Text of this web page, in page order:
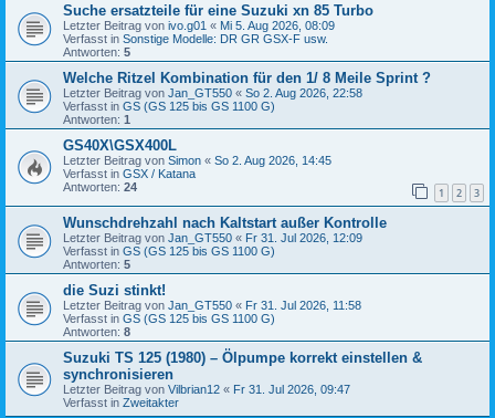
Suche ersatzteile für eine Suzuki xn 85 Turbo
Letzter Beitrag von ivo.g01 « Mi 5. Aug 2026, 08:09
Verfasst in Sonstige Modelle: DR GR GSX-F usw.
Antworten: 5
Welche Ritzel Kombination für den 1/ 8 Meile Sprint ?
Letzter Beitrag von Jan_GT550 « So 2. Aug 2026, 22:58
Verfasst in GS (GS 125 bis GS 1100 G)
Antworten: 1
GS40X\GSX400L
Letzter Beitrag von Simon « So 2. Aug 2026, 14:45
Verfasst in GSX / Katana
Antworten: 24 1 2 3
Wunschdrehzahl nach Kaltstart außer Kontrolle
Letzter Beitrag von Jan_GT550 « Fr 31. Jul 2026, 12:09
Verfasst in GS (GS 125 bis GS 1100 G)
Antworten: 5
die Suzi stinkt!
Letzter Beitrag von Jan_GT550 « Fr 31. Jul 2026, 11:58
Verfasst in GS (GS 125 bis GS 1100 G)
Antworten: 8
Suzuki TS 125 (1980) – Ölpumpe korrekt einstellen &
synchronisieren
Letzter Beitrag von Vilbrian12 « Fr 31. Jul 2026, 09:47
Verfasst in Zweitakter